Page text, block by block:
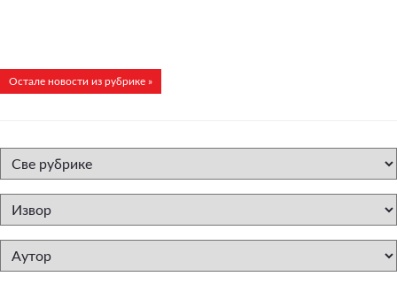
Остале новости из рубрике »